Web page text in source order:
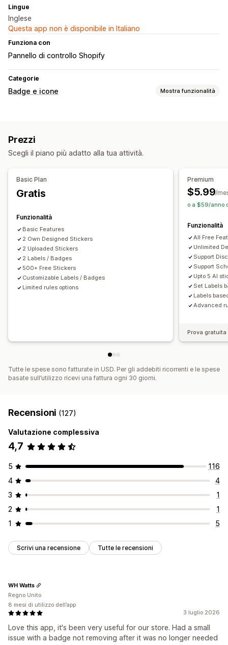
Lingue
Inglese
Questa app non è disponibile in Italiano
Funziona con
Pannello di controllo Shopify
Categorie
Badge e icone Mostra funzionalità
Funzionalità del prodotto
Spedizione Affidabilità Garanzia
Testo personalizzato
Caricamento di file
Adattivo per dispositivi mobili
Programmazione
Posizione delle icone
Posizione manuale
Barra degli annunci
Pagina del carrello Pagine di collezione
Homepage
Pagina di ricerca
Prezzi
Scegli il piano più adatto alla tua attività.
Basic Plan
Gratis
Funzionalità
Basic Features
2 Own Designed Stickers
2 Uploaded Stickers
2 Labels / Badges
500+ Free Stickers
Customizable Labels / Badges
Limited rules options
Premium
$5.99/
o a $59/anno
Funzionalità
All Free
Unlimited
Support
Support
Upto 5 AI
Set Labels
Labels
Advanced
Prova
Tutte le spese sono fatturate in USD. Per gli addebiti ricorrenti e le spese
basate sull’utilizzo ricevi una fattura ogni 30 giorni.
Recensioni (127)
Valutazione complessiva
4,7
5
116
4
4
3
1
2
1
1
5
Scrivi una recensione Tutte le recensioni
3 luglio 2026
Love this app, it's been very useful for our store. Had a small
issue with a badge not removing after it was no longer needed
WH Watts
Regno Unito
8 mesi di utilizzo dell’app